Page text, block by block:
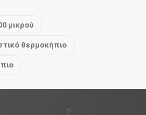
μικρού
θερμοκήπιο